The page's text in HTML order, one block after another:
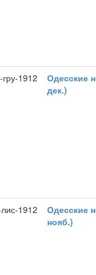
гру-1912
Одесские
дек.)
1912
Одесские
нояб.)